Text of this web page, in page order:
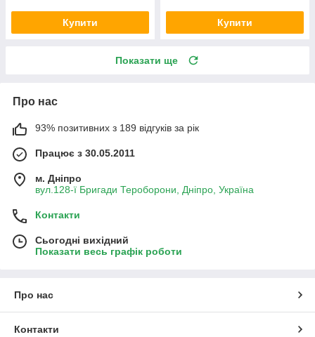
Купити Купити
Показати ще
Про нас
93% позитивних з 189 відгуків за рік
Працює з 30.05.2011
м. Дніпро
вул.128-ї Бригади Тероборони, Дніпро, Україна
Контакти
Сьогодні вихідний
Показати весь графік роботи
Про нас
Контакти